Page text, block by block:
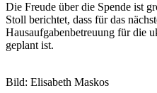
Die Freude über die Spende ist
Stoll berichtet, dass für das
Hausaufgabenbetreuung für die
geplant ist.
Bild: Elisabeth Maskos